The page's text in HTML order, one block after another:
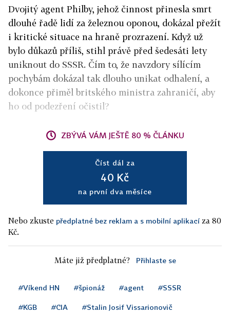
Dvojitý agent Philby, jehož činnost přinesla smrt
dlouhé řadě lidí za železnou oponou, dokázal přežít
i kritické situace na hraně prozrazení. Když už
bylo důkazů příliš, stihl právě před šedesáti lety
uniknout do SSSR. Čím to, že navzdory sílícím
pochybám dokázal tak dlouho unikat odhalení, a
dokonce přiměl britského ministra zahraničí, aby
ho od podezření očistil?
ZBÝVÁ VÁM JEŠTĚ 80 % ČLÁNKU
Číst dál za
40 Kč
na první dva měsíce
Nebo zkuste předplatné bez reklam a s mobilní aplikací za 80
Kč.
Máte již předplatné? Přihlaste se
#Víkend HN #špionáž #agent #SSSR
#KGB #CIA #Stalin Josif Vissarionovič